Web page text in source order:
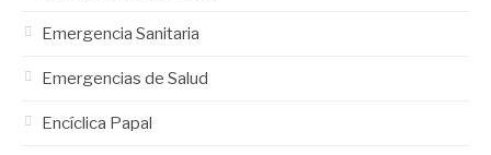
Emergencia Sanitaria
Emergencias de Salud
Encíclica Papal